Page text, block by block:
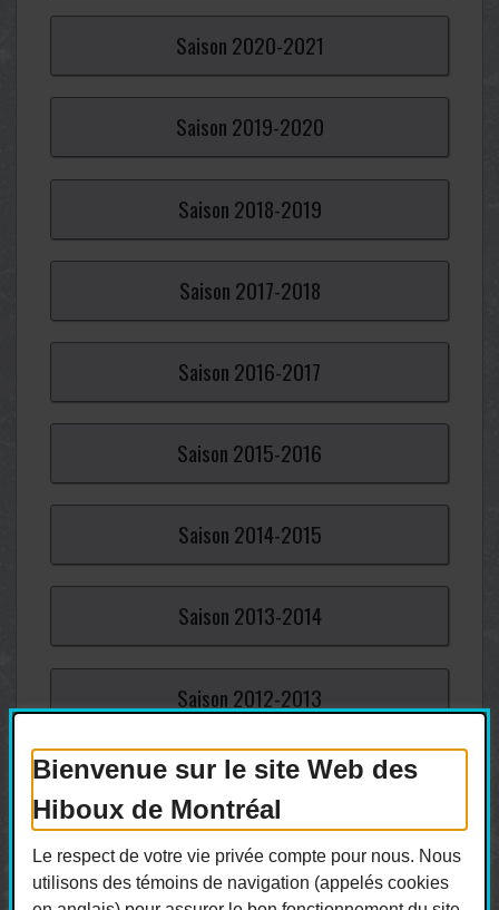
Bienvenue sur le site Web des
Hiboux de Montréal
Le respect de votre vie privée compte pour nous. Nous
utilisons des témoins de navigation (appelés cookies
Saison 2020-2021
Saison 2019-2020
Saison 2018-2019
Saison 2017-2018
Saison 2016-2017
Saison 2015-2016
Saison 2014-2015
Saison 2013-2014
Saison 2012-2013
Saison2011-2012
Saison2010-2011